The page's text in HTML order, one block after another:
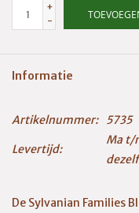
+
-
Informatie
Artikelnummer: 5735
Levertijd:
Ma t/
De Sylvanian Families